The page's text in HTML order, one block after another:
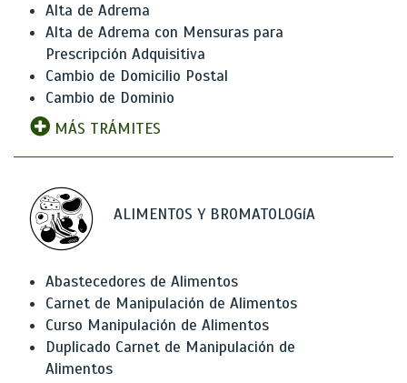
Alta de Adrema
Alta de Adrema con Mensuras para
Prescripción Adquisitiva
Cambio de Domicilio Postal
Cambio de Dominio
MÁS TRÁMITES
ALIMENTOS Y BROMATOLOGíA
Abastecedores de Alimentos
Carnet de Manipulación de Alimentos
Curso Manipulación de Alimentos
Duplicado Carnet de Manipulación de
Alimentos